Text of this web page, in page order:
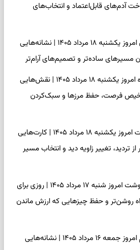
آدم‌های قابل‌اعتماد و انتخاب‌های
فال چای امروز یکشنبه ۱۸ مرداد ۱۴۰۵ | نشانه‌هایی
مسیرهای ساده‌تر و تصمیم‌های آرام‌تر
فال قهوه امروز یکشنبه ۱۸ مرداد ۱۴۰۵ | نقش‌هایی
فرصت، حفظ مرزها و سبک‌کردن
فال تاروت امروز یکشنبه ۱۸ مرداد ۱۴۰۵ | کارت‌هایی
از تردید، تغییر زاویه دید و انتخاب مسیر
فال سرنوشت امروز شنبه ۱۷ مرداد ۱۴۰۵ | روزی برای
روشن‌تر و حفظ چیزهایی که ارزش ماندن
فال اسم امروز جمعه ۱۶ مرداد ۱۴۰۵ | نشانه‌هایی